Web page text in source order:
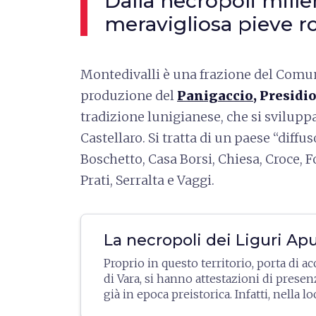
meravigliosa pieve
Montedivalli è una frazione del
produzione del Panigaccio,
tradizione lunigianese, che si
Castellaro. Si tratta di un paese
Boschetto, Casa Borsi, Chiesa, Croce,
Prati, Serralta e Vaggi.
La necropoli dei Liguri
Proprio in questo territorio, porta di
di Vara, si hanno attestazioni di
già in epoca preistorica. Infatti, nella